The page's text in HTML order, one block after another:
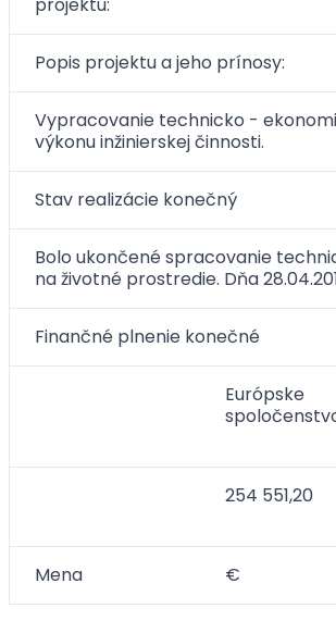
Popis projektu a jeho prínosy:
Vypracovanie technicko -
výkonu inžinierskej činnosti.
Stav realizácie konečný
Bolo ukončené spracovanie
na životné prostredie. Dňa
Finančné plnenie konečné
Európske
254 551,20
Mena €